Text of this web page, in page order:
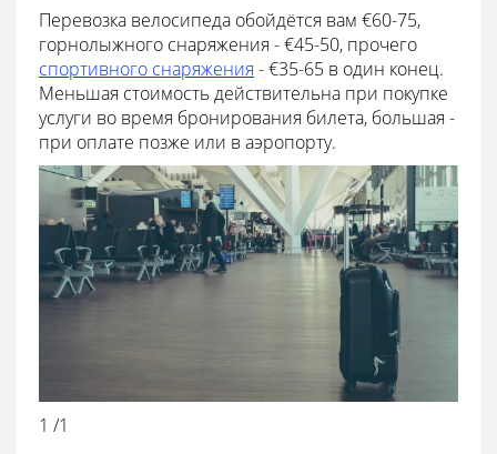
Перевозка велосипеда обойдётся вам €60-75,
горнолыжного снаряжения - €45-50, прочего
спортивного снаряжения - €35-65 в один конец.
Меньшая стоимость действительна при покупке
услуги во время бронирования билета, большая -
при оплате позже или в аэропорту.
1 /1